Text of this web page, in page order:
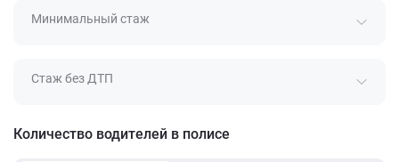
Минимальный стаж
Стаж без ДТП
Количество водителей в полисе